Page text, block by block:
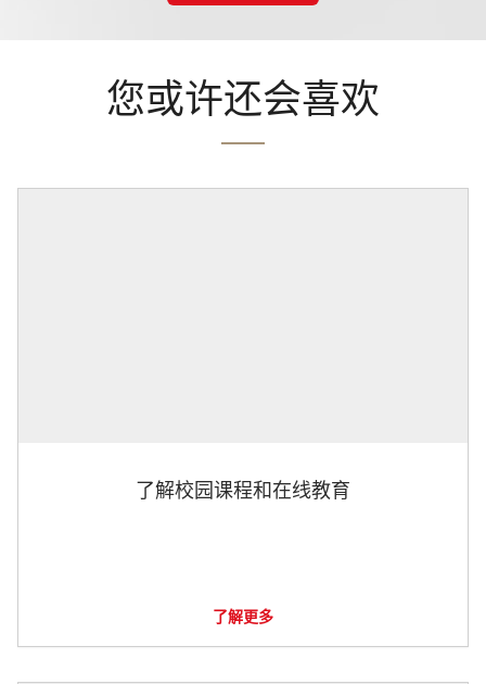
您或许还会喜欢
了解校园课程和在线教育
了解更多